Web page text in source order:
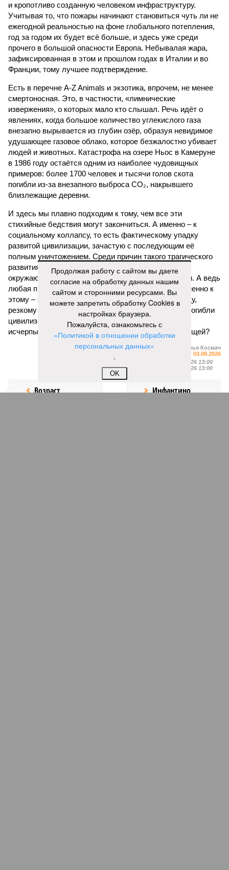
и кропотливо созданную человеком инфраструктуру.
Учитывая то, что пожары начинают становиться чуть ли не
ежегодной реальностью на фоне глобального потепления,
год за годом их будет всё больше, и здесь уже среди
прочего в большой опасности Европа. Небывалая жара,
зафиксированная в этом и прошлом годах в Италии и во
Франции, тому лучшее подтверждение.
Есть в перечне A-Z Animals и экзотика, впрочем, не менее
смертоносная. Это, в частности, «лимнические
извержения», о которых мало кто слышал. Речь идёт о
явлениях, когда большое количество углекислого газа
внезапно вырывается из глубин озёр, образуя невидимое
удушающее газовое облако, которое безжалостно убивает
людей и животных. Катастрофа на озере Ньос в Камеруне
в 1986 году остаётся одним из наиболее чудовищных
примеров: более 1700 человек и тысячи голов скота
погибли из-за внезапного выброса CO₂, накрывшего
близлежащие деревни.
И здесь мы плавно подходим к тому, чем все эти
стихийные бедствия могут закончиться. А именно – к
социальному коллапсу, то есть фактическому упадку
развитой цивилизации, зачастую с последующим её
полным уничтожением. Среди причин такого трагического
развития событий учёные называют деградацию
окружающей среды, истощение ресурсов и болезни. А ведь
любая природная катастрофа непременно ведёт именно к
этому – экономическому кризису, эпидемиям, голоду,
резкому сокращению численности населения. Так погибли
цивилизации шумеров, майя, кхмеров – список не
исчерпывающий. Какая цивилизация будет следующей?
Илья Космач
«Наша версия» №29 от 03.08.2026
05.08.2026 13:00
Отредактировано:
05.08.2026 13:00
Возраст Инфантино
Продолжая работу с сайтом вы даете
согласие на обработку данных нашим
сайтом и сторонними ресурсами. Вы
можете запретить обработку Cookies в
настройках браузера.
Пожалуйста, ознакомьтесь с
«Политикой в отношении обработки
персональных данных»
.
OK